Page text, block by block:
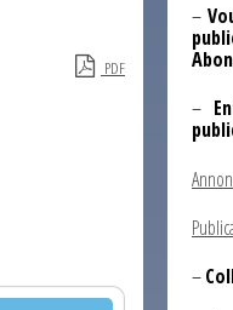
PDF
–
–
–